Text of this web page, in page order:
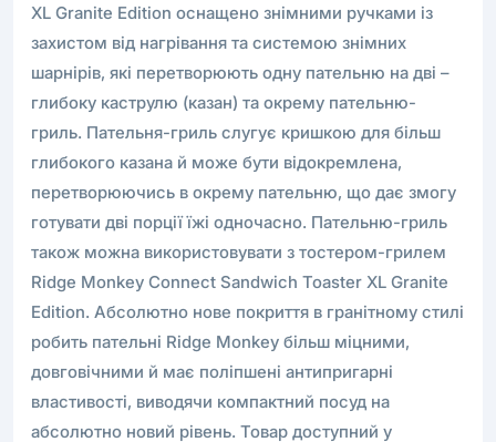
XL Granite Edition оснащено знімними ручками із
захистом від нагрівання та системою знімних
шарнірів, які перетворюють одну пательню на дві –
глибоку каструлю (казан) та окрему пательню-
гриль. Пательня-гриль слугує кришкою для більш
глибокого казана й може бути відокремлена,
перетворюючись в окрему пательню, що дає змогу
готувати дві порції їжі одночасно. Пательню-гриль
також можна використовувати з тостером-грилем
Ridge Monkey Connect Sandwich Toaster XL Granite
Edition. Абсолютно нове покриття в гранітному стилі
робить пательні Ridge Monkey більш міцними,
довговічними й має поліпшені антипригарні
властивості, виводячи компактний посуд на
абсолютно новий рівень. Товар доступний у